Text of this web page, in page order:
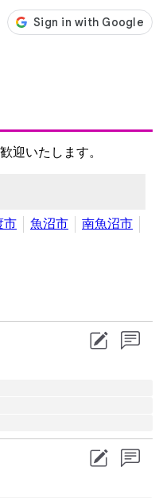
迎いたします。
市 魚沼市
南魚沼市